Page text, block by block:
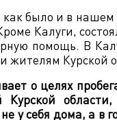
было и в
Калуги,
помощь. В
жителям Курской
о целях
у себя дома, а в